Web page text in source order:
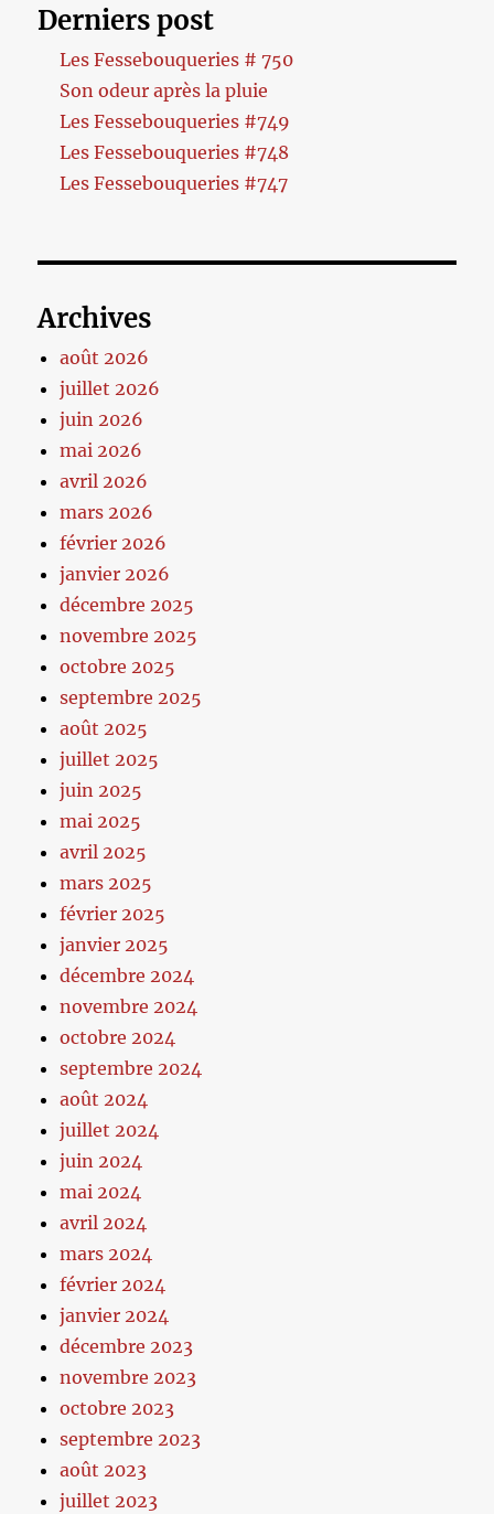
Derniers post
Les Fessebouqueries # 750
Son odeur après la pluie
Les Fessebouqueries #749
Les Fessebouqueries #748
Les Fessebouqueries #747
Archives
août 2026
juillet 2026
juin 2026
mai 2026
avril 2026
mars 2026
février 2026
janvier 2026
décembre 2025
novembre 2025
octobre 2025
septembre 2025
août 2025
juillet 2025
juin 2025
mai 2025
avril 2025
mars 2025
février 2025
janvier 2025
décembre 2024
novembre 2024
octobre 2024
septembre 2024
août 2024
juillet 2024
juin 2024
mai 2024
avril 2024
mars 2024
février 2024
janvier 2024
décembre 2023
novembre 2023
octobre 2023
septembre 2023
août 2023
juillet 2023